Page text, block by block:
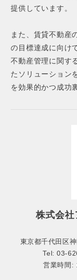
提供しています。
また、賃貸不動産
の目標達成に向け
不動産管理に関す
たソリューション
を効果的かつ成功
株式会
東京都千代田区
Tel: 03-
営業時間: